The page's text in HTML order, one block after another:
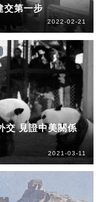
交第一步
2022-02-21
交 見證中美關係
2021-03-11